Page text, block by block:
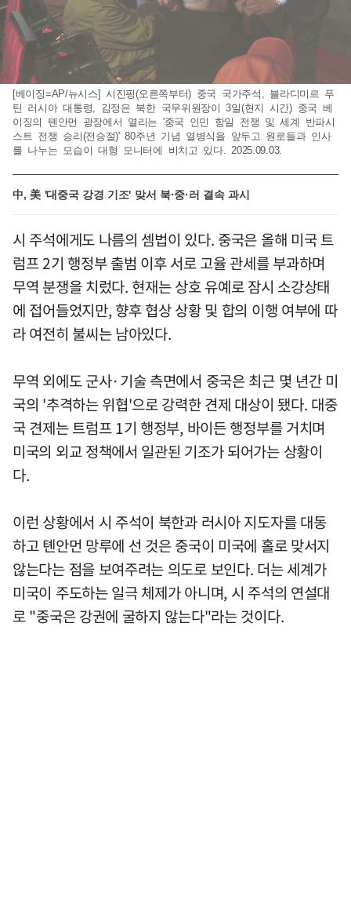
[베이징=AP/뉴시스] 시진핑(오른쪽부터) 중국 국가주석, 블라디미르 푸
틴 러시아 대통령, 김정은 북한 국무위원장이 3일(현지 시간) 중국 베
이징의 톈안먼 광장에서 열리는 '중국 인민 항일 전쟁 및 세계 반파시
스트 전쟁 승리(전승절)' 80주년 기념 열병식을 앞두고 원로들과 인사
를 나누는 모습이 대형 모니터에 비치고 있다. 2025.09.03.
中, 美 '대중국 강경 기조' 맞서 북·중·러 결속 과시
시 주석에게도 나름의 셈법이 있다. 중국은 올해 미국 트
럼프 2기 행정부 출범 이후 서로 고율 관세를 부과하며
무역 분쟁을 치렀다. 현재는 상호 유예로 잠시 소강상태
에 접어들었지만, 향후 협상 상황 및 합의 이행 여부에 따
라 여전히 불씨는 남아있다.
무역 외에도 군사·기술 측면에서 중국은 최근 몇 년간 미
국의 '추격하는 위협'으로 강력한 견제 대상이 됐다. 대중
국 견제는 트럼프 1기 행정부, 바이든 행정부를 거치며
미국의 외교 정책에서 일관된 기조가 되어가는 상황이
다.
이런 상황에서 시 주석이 북한과 러시아 지도자를 대동
하고 톈안먼 망루에 선 것은 중국이 미국에 홀로 맞서지
않는다는 점을 보여주려는 의도로 보인다. 더는 세계가
미국이 주도하는 일극 체제가 아니며, 시 주석의 연설대
로 "중국은 강권에 굴하지 않는다"라는 것이다.